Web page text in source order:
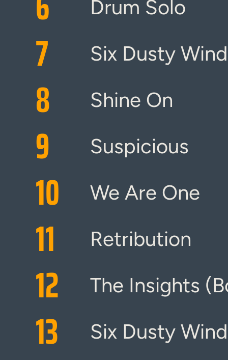
Drum Solo
7 Six Dusty
8 Shine On
9 Suspicious
10 We Are One
11 Retribution
12 The Insights
13 Six Dusty